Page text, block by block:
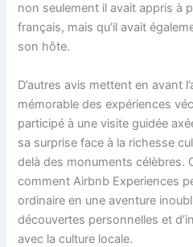
non seulement il avait appris à
français, mais qu’il avait
son hôte.
D’autres avis mettent en avant
mémorable des expériences
participé à une visite guidée
sa surprise face à la richesse
delà des monuments célèbres.
comment Airbnb Experiences
ordinaire en une aventure
découvertes personnelles et
avec la culture locale.